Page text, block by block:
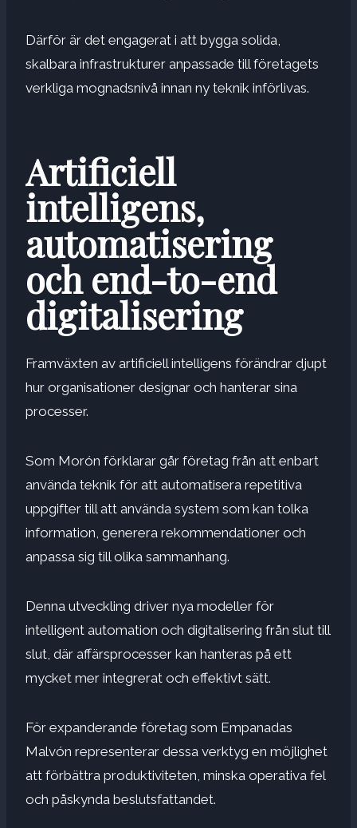
Därför är det engagerat i att bygga solida,
skalbara infrastrukturer anpassade till företagets
verkliga mognadsnivå innan ny teknik införlivas.
Artificiell
intelligens,
automatisering
och end-to-end
digitalisering
Framväxten av artificiell intelligens förändrar djupt
hur organisationer designar och hanterar sina
processer.
Som Morón förklarar går företag från att enbart
använda teknik för att automatisera repetitiva
uppgifter till att använda system som kan tolka
information, generera rekommendationer och
anpassa sig till olika sammanhang.
Denna utveckling driver nya modeller för
intelligent automation och digitalisering från slut till
slut, där affärsprocesser kan hanteras på ett
mycket mer integrerat och effektivt sätt.
För expanderande företag som Empanadas
Malvón representerar dessa verktyg en möjlighet
att förbättra produktiviteten, minska operativa fel
och påskynda beslutsfattandet.